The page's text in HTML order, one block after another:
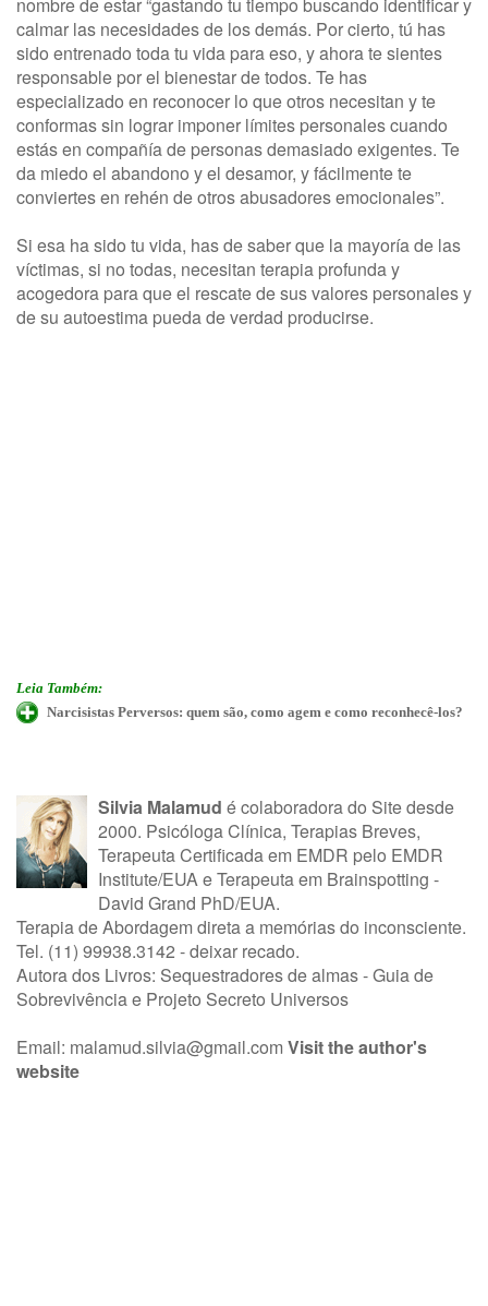
calmar las necesidades de los demás. Por cierto, tú has
sido entrenado toda tu vida para eso, y ahora te sientes
responsable por el bienestar de todos. Te has
especializado en reconocer lo que otros necesitan y te
conformas sin lograr imponer límites personales cuando
estás en compañía de personas demasiado exigentes. Te
da miedo el abandono y el desamor, y fácilmente te
conviertes en rehén de otros abusadores emocionales”.
Si esa ha sido tu vida, has de saber que la mayoría de las
víctimas, si no todas, necesitan terapia profunda y
acogedora para que el rescate de sus valores personales y
de su autoestima pueda de verdad producirse.
Leia Também:
Narcisistas Perversos: quem são, como agem e como reconhecê-los?
Silvia Malamud é colaboradora do Site desde
2000. Psicóloga Clínica, Terapias Breves,
Terapeuta Certificada em EMDR pelo EMDR
Institute/EUA e Terapeuta em Brainspotting -
David Grand PhD/EUA.
Terapia de Abordagem direta a memórias do inconsciente.
Tel. (11) 99938.3142 - deixar recado.
Autora dos Livros: Sequestradores de almas - Guia de
Sobrevivência e Projeto Secreto Universos
Email: malamud.silvia@gmail.comVisit the author's
website